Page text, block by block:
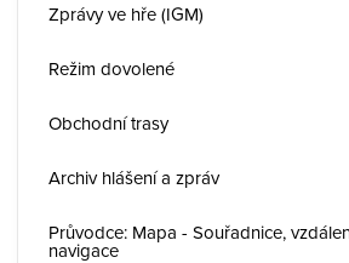
Zprávy ve hře (IGM)
Režim dovolené
Obchodní trasy
Archiv hlášení a zpráv
Průvodce: Mapa - Souřadnice,
navigace